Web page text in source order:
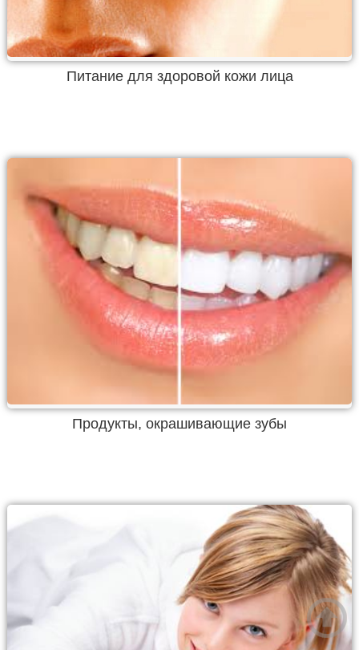
Питание для здоровой кожи лица
Продукты, окрашивающие зубы